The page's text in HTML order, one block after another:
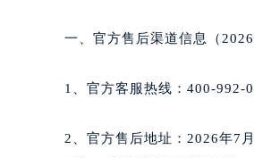
一、官方售后渠道信息（2026
1、官方客服热线：400-992-
2、官方售后地址：2026年7